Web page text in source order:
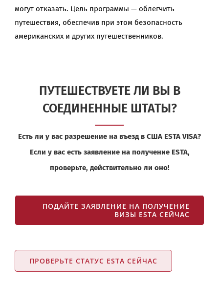
могут отказать. Цель программы — облегчить
путешествия, обеспечив при этом безопасность
американских и других путешественников.
ПУТЕШЕСТВУЕТЕ ЛИ ВЫ В
СОЕДИНЕННЫЕ ШТАТЫ?
Есть ли у вас разрешение на въезд в США ESTA VISA?
Если у вас есть заявление на получение ESTA,
проверьте, действительно ли оно!
ПОДАЙТЕ ЗАЯВЛЕНИЕ НА ПОЛУЧЕНИЕ
ВИЗЫ ESTA СЕЙЧАС
ПРОВЕРЬТЕ СТАТУС ESTA СЕЙЧАС